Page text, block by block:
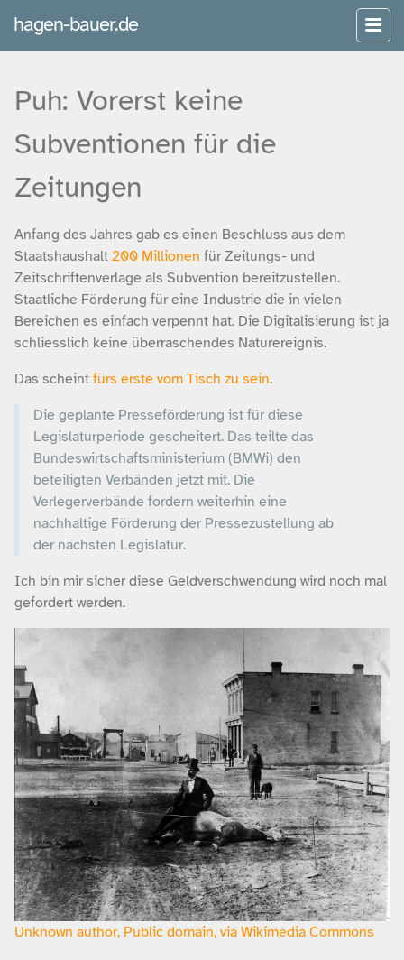
hagen-bauer.de
Puh: Vorerst keine
Subventionen für die
Zeitungen
Anfang des Jahres gab es einen Beschluss aus dem
Staatshaushalt 200 Millionen für Zeitungs- und
Zeitschriftenverlage als Subvention bereitzustellen.
Staatliche Förderung für eine Industrie die in vielen
Bereichen es einfach verpennt hat. Die Digitalisierung ist ja
schliesslich keine überraschendes Naturereignis.
Das scheint fürs erste vom Tisch zu sein.
Die geplante Presseförderung ist für diese
Legislaturperiode gescheitert. Das teilte das
Bundeswirtschaftsministerium (BMWi) den
beteiligten Verbänden jetzt mit. Die
Verlegerverbände fordern weiterhin eine
nachhaltige Förderung der Pressezustellung ab
der nächsten Legislatur.
Ich bin mir sicher diese Geldverschwendung wird noch mal
gefordert werden.
Unknown author, Public domain, via Wikimedia Commons